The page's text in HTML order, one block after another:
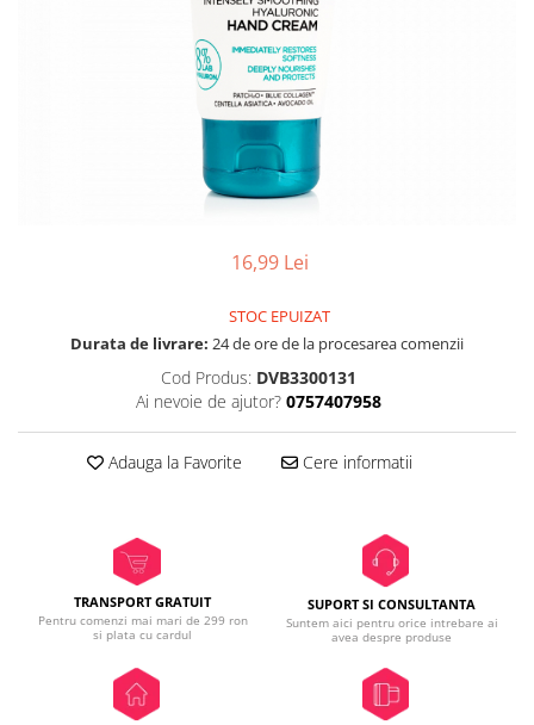
16,99 Lei
STOC EPUIZAT
Durata de livrare: 24 de ore de la procesarea comenzii
Cod Produs: DVB3300131
Ai nevoie de ajutor? 0757407958
Adauga la Favorite Cere informatii
TRANSPORT GRATUIT
Pentru comenzi mai mari de 299 ron
si plata cu cardul
SUPORT SI CONSULTANTA
Suntem aici pentru orice intrebare ai
avea despre produse